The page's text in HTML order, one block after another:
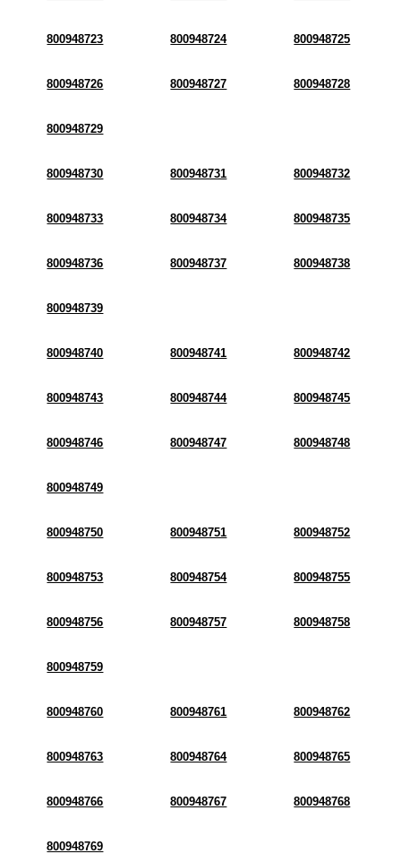
800948723 800948724 800948725
800948726 800948727 800948728
800948729
800948730 800948731 800948732
800948733 800948734 800948735
800948736 800948737 800948738
800948739
800948740 800948741 800948742
800948743 800948744 800948745
800948746 800948747 800948748
800948749
800948750 800948751 800948752
800948753 800948754 800948755
800948756 800948757 800948758
800948759
800948760 800948761 800948762
800948763 800948764 800948765
800948766 800948767 800948768
800948769